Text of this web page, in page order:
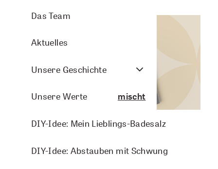
Aromasprays
Nasenbalsam
Arven- und Lavendelkissen
Raumbeduftung
Aromasphere
Zubehör und DIY
Arve Wellness
Christmas
DIY-Ideen
Do it yourself - duftgemischt
DIY-Idee: Mein Lieblings-Badesalz
DIY-Idee: Guten Morgen-Duschgel
Do it yourself - duftgewischt
DIY-Idee: Abstauben mit Schwung
Energie
Pflanzenporträts
Das Team
Aktuelles
Unsere Geschichte
Unsere Werte